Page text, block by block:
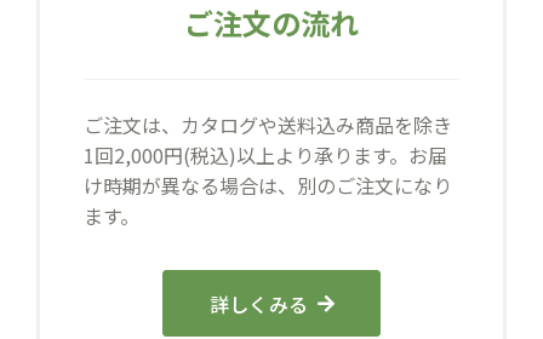
ご注文の流れ
ご注文は、カタログや送料込み商品を除き
1回2,000円(税込)以上より承ります。お届
け時期が異なる場合は、別のご注文になり
ます。
詳しくみる